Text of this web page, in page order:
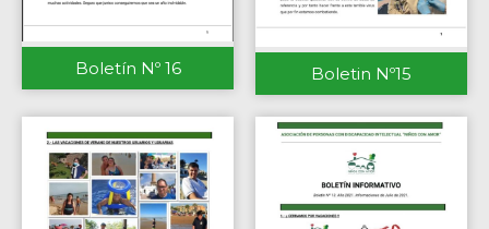
Boletín Nº 16 Boletin Nº15